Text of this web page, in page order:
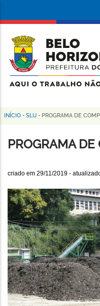
conteúdo
principal
da
Prefeitura
de
Horizonte
Trilha
de
INÍCIO - SLU - PROGRAMA DE
PROGRAMA DE
criado em 29/11/2019 -